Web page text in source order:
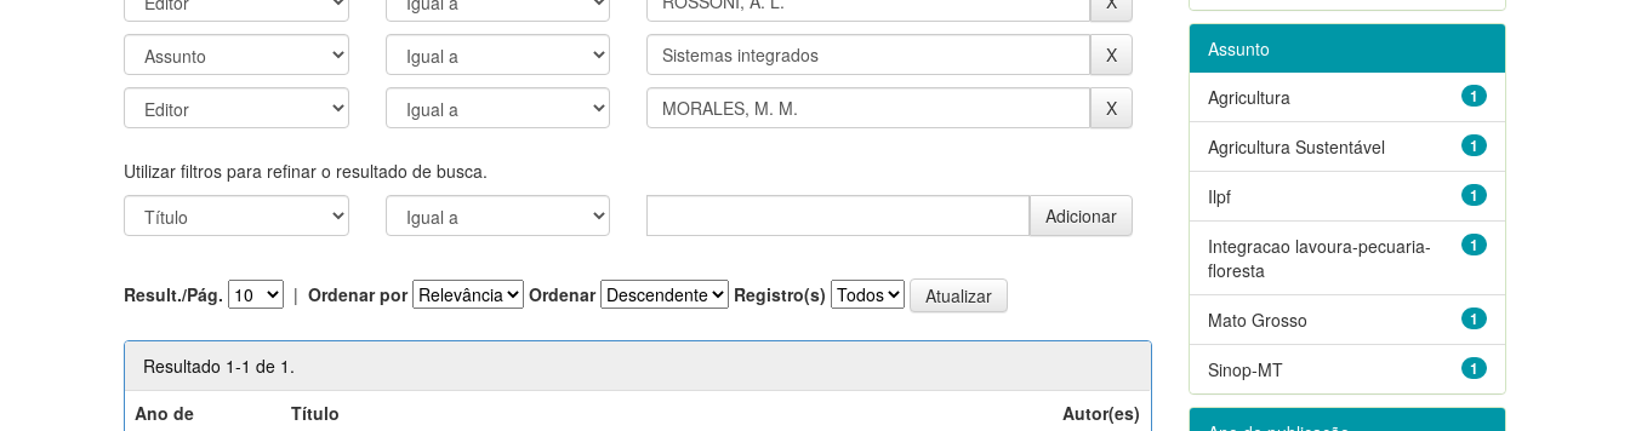
Utilizar filtros para refinar o resultado de busca.
Result./Pág. | Ordenar por Ordenar Registro(s)
Resultado 1-1 de 1.
Ano de
Título Autor(es)
Assunto
1
Agricultura
1
Agricultura Sustentável
1
Ilpf
1
Integracao lavoura-pecuaria-
floresta
1
Mato Grosso
1
Sinop-MT